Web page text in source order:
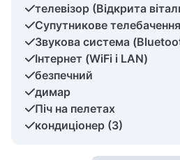
телевізор (Відкрита
Супутникове телебачення
Звукова система
Інтернет (WiFi і LAN)
безпечний
димар
Піч на пелетах
кондиціонер (3)